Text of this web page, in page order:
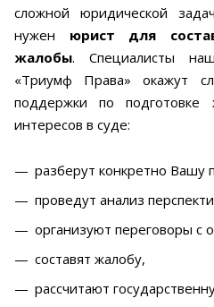
сложной юридической
нужен юрист для
жалобы. Специалисты
«Триумф Права» окажут
поддержки по подготовке
интересов в суде:
разберут конкретно Вашу
проведут анализ
организуют переговоры с
составят жалобу,
рассчитают